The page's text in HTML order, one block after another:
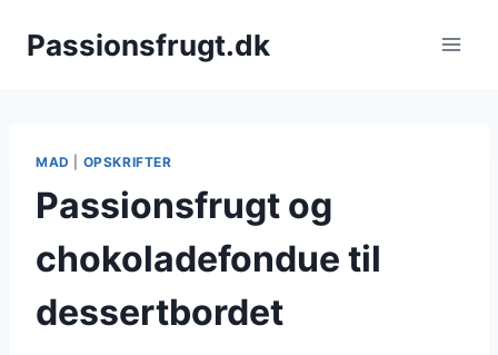
Passionsfrugt.dk
MAD OPSKRIFTER
Passionsfrugt og
chokoladefondue til
dessertbordet